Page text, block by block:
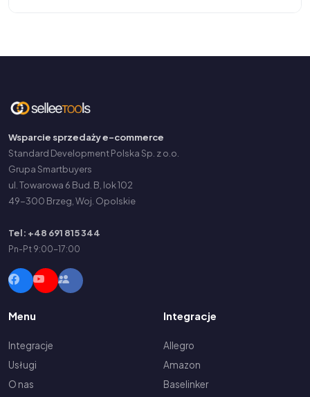
Wsparcie sprzedaży e-commerce
Standard Development Polska Sp. z o.o.
Grupa Smartbuyers
ul. Towarowa 6 Bud. B, lok 102
49-300 Brzeg, Woj. Opolskie
Tel: +48 691 815 344
Pn-Pt 9:00-17:00
Menu
Integracje
Usługi
O nas
Integracje
Allegro
Amazon
Baselinker